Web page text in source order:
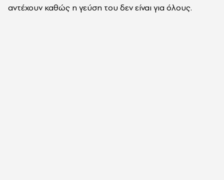
αντέχουν καθώς η γεύση του δεν είναι για όλους.